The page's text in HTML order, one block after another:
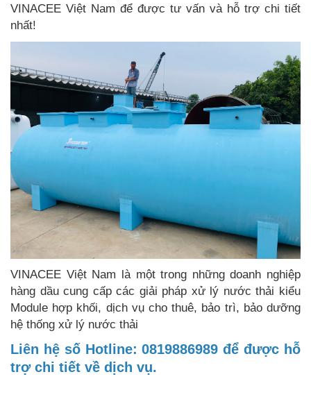
VINACEE Việt Nam để được tư vấn và hỗ trợ chi tiết
nhất!
VINACEE Việt Nam là một trong những doanh nghiệp
hàng dầu cung cấp các giải pháp xử lý nước thải kiểu
Module hợp khối, dịch vụ cho thuê, bảo trì, bảo dưỡng
hệ thống xử lý nước thải
Liên hệ số Hotline: 0819886989 để được hỗ
trợ chi tiết về dịch vụ.